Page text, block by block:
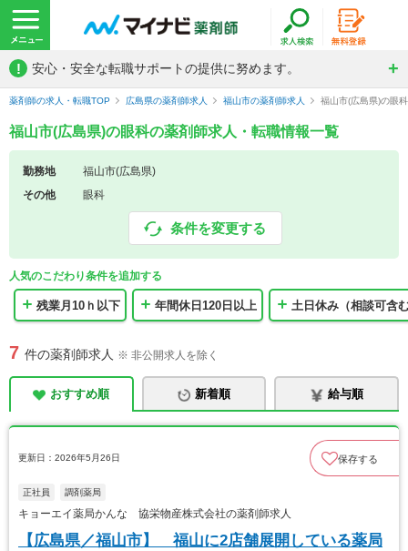
! 安心・安全な転職サポートの提供に努めます。
薬剤師の求人・転職TOP 広島県の薬剤師求人 福山市の薬剤師求人 福山市(広島県)の眼
福山市(広島県)の眼科の薬剤師求人・転職情報一覧
勤務地
福山市(広島県)
その他
眼科
条件を変更する
人気のこだわり条件を追加する
残業月10ｈ以下 年間休日120日以上 土日休み（相談可含
7 件の薬剤師求人 ※ 非公開求人を除く
おすすめ順 新着順 給与順
更新日：2026年5月26日 保存する
正社員 調剤薬局
キョーエイ薬局かんな 協栄物産株式会社の薬剤師求人
【広島県／福山市】 福山に2店舗展開している薬局